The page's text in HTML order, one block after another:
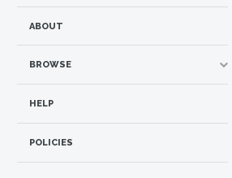
ABOUT
BROWSE
HELP
POLICIES